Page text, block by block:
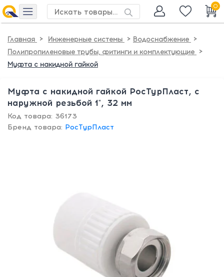
0
Главная > Инженерные системы > Водоснабжение >
Полипропиленовые трубы, фитинги и комплектующие >
Муфта с накидной гайкой
Муфта с накидной гайкой РосТурПласт, с
наружной резьбой 1", 32 мм
Код товара: 36173
Бренд товара: РосТурПласт